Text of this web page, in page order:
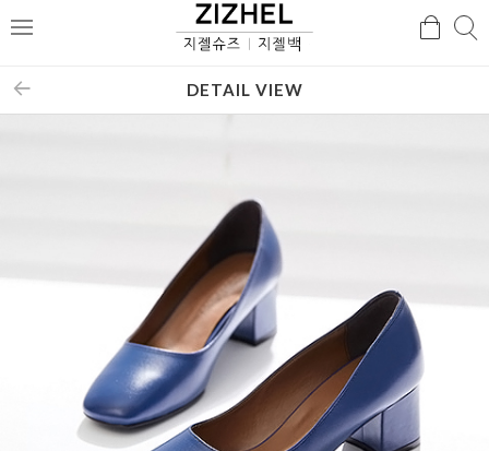
메
검
DETAIL VIEW